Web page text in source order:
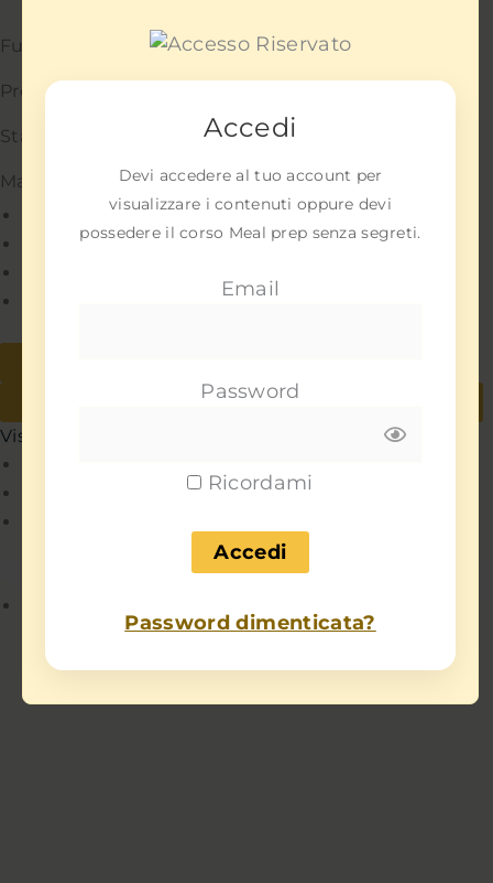
Funzionale Sempre attivo
Preferenze
Statistiche
Marketing
Gestisci opzioni
Gestisci servizi
Per saperne di più su questi scopi
Visualizza le preferenze
Visualizza le preferenze
Accedi
Devi accedere al tuo account per
visualizzare i contenuti oppure devi
possedere il corso Meal prep senza segreti.
Email
Password
Ricordami
Password dimenticata?